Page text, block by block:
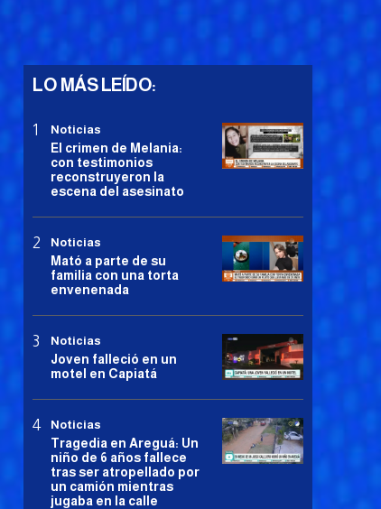
LO MÁS LEÍDO:
Noticias
El crimen de Melania:
con testimonios
reconstruyeron la
escena del asesinato
Noticias
Mató a parte de su
familia con una torta
envenenada
Noticias
Joven falleció en un
motel en Capiatá
Noticias
Tragedia en Areguá: Un
niño de 6 años fallece
tras ser atropellado por
un camión mientras
jugaba en la calle